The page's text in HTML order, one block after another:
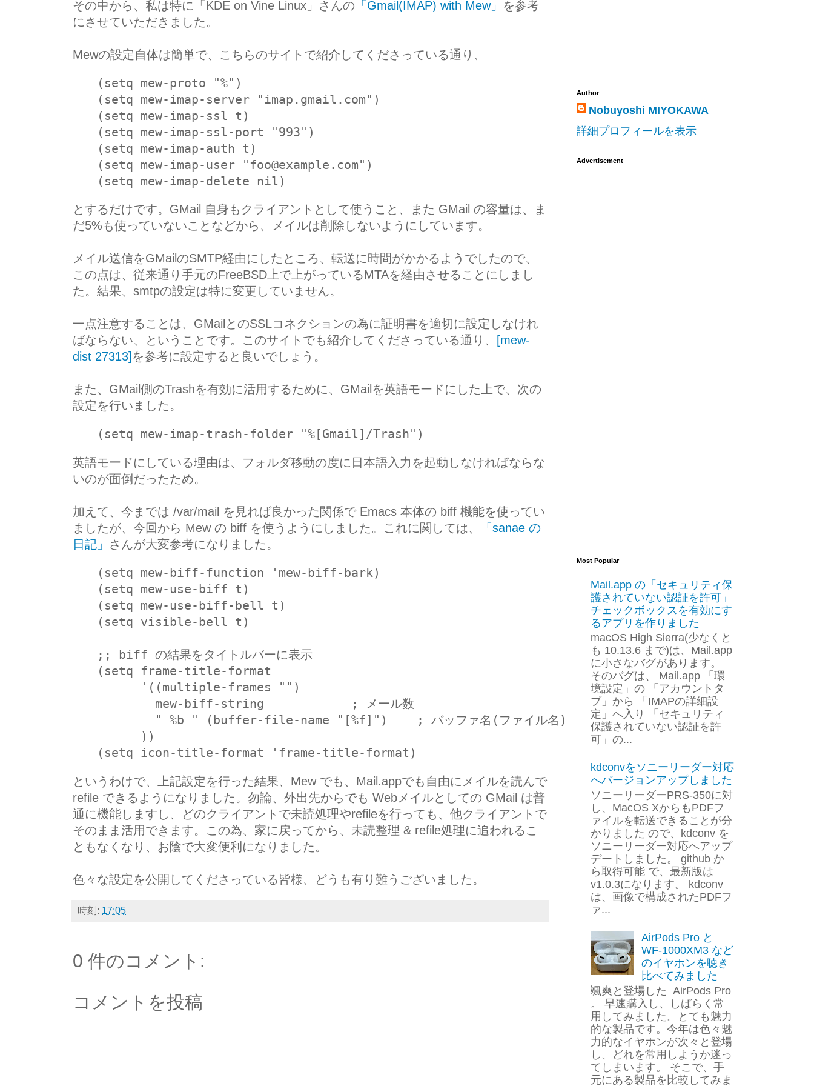
その中から、私は特に「KDE on Vine Linux」さんの 「Gmail(IMAP) with Mew」 を参考
にさせていただきました。
Mewの設定自体は簡単で、こちらのサイトで紹介してくださっている通り、
(setq mew-proto "%")
(setq mew-imap-server "imap.gmail.com")
(setq mew-imap-ssl t)
(setq mew-imap-ssl-port "993")
(setq mew-imap-auth t)
(setq mew-imap-user "foo@example.com")
(setq mew-imap-delete nil)
とするだけです。GMail 自身もクライアントとして使うこと、また GMail の容量は、ま
だ5%も使っていないことなどから、メイルは削除しないようにしています。
メイル送信をGMailのSMTP経由にしたところ、転送に時間がかかるようでしたので、
この点は、従来通り手元のFreeBSD上で上がっているMTAを経由させることにしまし
た。結果、smtpの設定は特に変更していません。
一点注意することは、GMailとのSSLコネクションの為に証明書を適切に設定しなけれ
ばならない、ということです。このサイトでも紹介してくださっている通り、
[mew-
dist 27313] を参考に設定すると良いでしょう。
また、GMail側のTrashを有効に活用するために、GMailを英語モードにした上で、次の
設定を行いました。
(setq mew-imap-trash-folder "%[Gmail]/Trash")
英語モードにしている理由は、フォルダ移動の度に日本語入力を起動しなければならな
いのが面倒だったため。
加えて、今までは /var/mail を見れば良かった関係で Emacs 本体の biff 機能を使ってい
ましたが、今回から Mew の biff を使うようにしました。これに関しては、
「sanae の
日記」 さんが大変参考になりました。
(setq mew-biff-function 'mew-biff-bark)
(setq mew-use-biff t)
(setq mew-use-biff-bell t)
(setq visible-bell t)
;; biff の結果をタイトルバーに表示
(setq frame-title-format
      '((multiple-frames "")
        mew-biff-string            ; メール数
        " %b " (buffer-file-name "[%f]")    ; バッファ名(ファイル名)
      ))
(setq icon-title-format 'frame-title-format)
というわけで、上記設定を行った結果、Mew でも、Mail.appでも自由にメイルを読んで
refile できるようになりました。勿論、外出先からでも Webメイルとしての GMail は普
通に機能しますし、どのクライアントで未読処理やrefileを行っても、他クライアントで
そのまま活用できます。この為、家に戻ってから、未読整理 & refile処理に追われるこ
ともなくなり、お陰で大変便利になりました。
色々な設定を公開してくださっている皆様、どうも有り難うございました。
時刻: 17:05
0 件のコメント:
コメントを投稿
Author
Nobuyoshi MIYOKAWA
詳細プロフィールを表示
Advertisement
Most Popular
Mail.app の「セキュリティ保
護されていない認証を許可」
チェックボックスを有効にす
るアプリを作りました
macOS High Sierra(少なくと
も 10.13.6 まで)は、Mail.app
に小さなバグがあります。
そのバグは、 Mail.app 「環
境設定」の 「アカウントタ
ブ」から 「IMAPの詳細設
定」へ入り 「セキュリティ
保護されていない認証を許
可」の...
kdconvをソニーリーダー対応
へバージョンアップしました
ソニーリーダーPRS-350に対
し、MacOS XからもPDFフ
ァイルを転送できることが分
かりました ので、kdconv を
ソニーリーダー対応へアップ
デートしました。 github か
ら取得可能 で、最新版は
v1.0.3になります。 kdconv
は、画像で構成されたPDFフ
ァ...
AirPods Pro と
WF-1000XM3 など
のイヤホンを聴き
比べてみました
颯爽と登場した AirPods Pro
。 早速購入し、しばらく常
用してみました。とても魅力
的な製品です。今年は色々魅
力的なイヤホンが次々と登場
し、どれを常用しようか迷っ
てしまいます。 そこで、手
元にある製品を比較してみま